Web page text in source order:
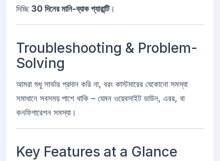
দিচ্ছি 30 দিনের মানি-ব্যাক গ্যারান্টি।
Troubleshooting & Problem-
Solving
আমরা শুধু সার্ভার প্রদান করি না, বরং কাস্টমারের যেকোনো সমস্যা
সমাধানে সবসময় পাশে থাকি – যেমন ওয়েবসাইট ডাউন, এরর, বা
কনফিগারেশন সমস্যা।
Key Features at a Glance